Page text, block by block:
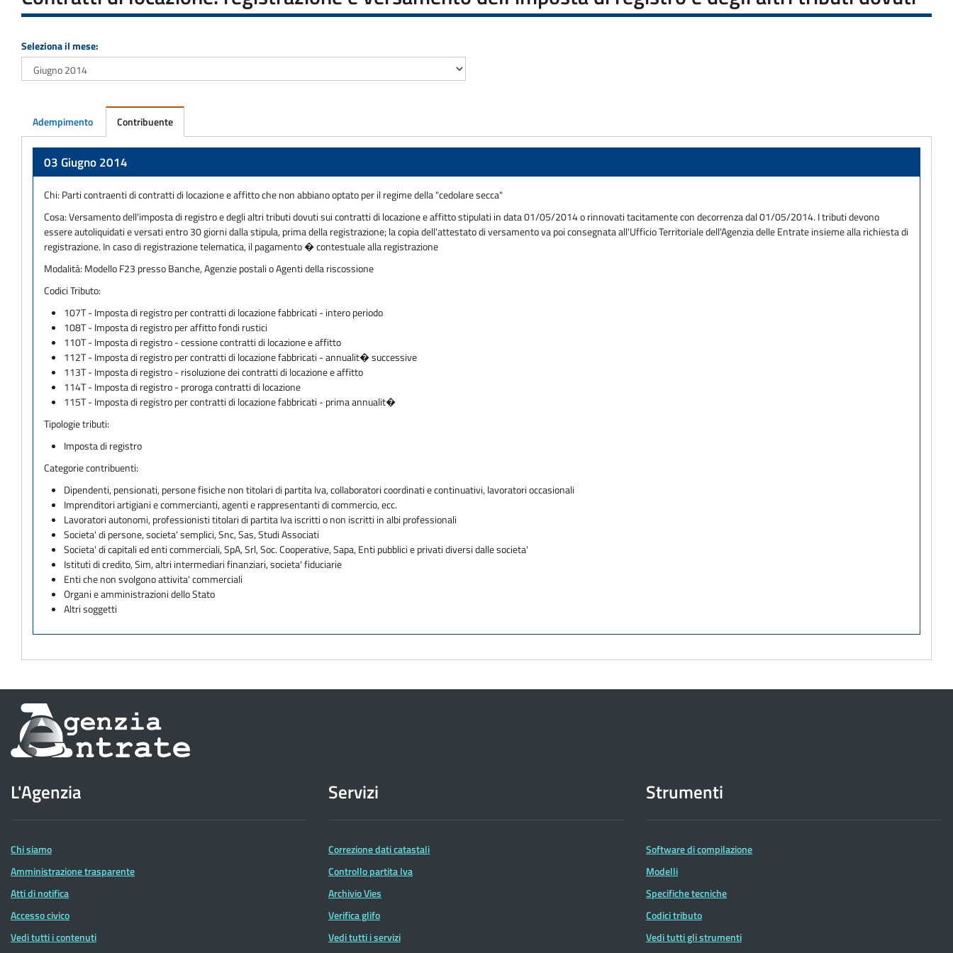
Seleziona il mese:
Adempimento Contribuente
03 Giugno 2014
Chi: Parti contraenti di contratti di locazione e affitto che non abbiano optato per il regime della "cedolare secca"
Cosa:Versamento dell'imposta di registro e degli altri tributi dovuti sui contratti di locazione e affitto stipulati in data 01/05/2014 o rinnovati tacitamente con decorrenza dal 01/05/2014. I tributi devono
essere autoliquidati e versati entro 30 giorni dalla stipula, prima della registrazione; la copia dell'attestato di versamento va poi consegnata all'Ufficio Territoriale dell'Agenzia delle Entrate insieme alla richiesta di
registrazione. In caso di registrazione telematica, il pagamento � contestuale alla registrazione
Modalità: Modello F23 presso Banche, Agenzie postali o Agenti della riscossione
Codici Tributo:
107T - Imposta di registro per contratti di locazione fabbricati - intero periodo
108T - Imposta di registro per affitto fondi rustici
110T - Imposta di registro - cessione contratti di locazione e affitto
112T - Imposta di registro per contratti di locazione fabbricati - annualit� successive
113T - Imposta di registro - risoluzione dei contratti di locazione e affitto
114T - Imposta di registro - proroga contratti di locazione
115T - Imposta di registro per contratti di locazione fabbricati - prima annualit�
Tipologie tributi:
Imposta di registro
Categorie contribuenti:
Dipendenti, pensionati, persone fisiche non titolari di partita Iva, collaboratori coordinati e continuativi, lavoratori occasionali
Imprenditori artigiani e commercianti, agenti e rappresentanti di commercio, ecc.
Lavoratori autonomi, professionisti titolari di partita Iva iscritti o non iscritti in albi professionali
Societa' di persone, societa' semplici, Snc, Sas, Studi Associati
Societa' di capitali ed enti commerciali, SpA, Srl, Soc. Cooperative, Sapa, Enti pubblici e privati diversi dalle societa'
Istituti di credito, Sim, altri intermediari finanziari, societa' fiduciarie
Enti che non svolgono attivita' commerciali
Organi e amministrazioni dello Stato
Altri soggetti
Informazioni
sul
dell'Agenzia
delle
Entrate
L'Agenzia
Chi siamo
Amministrazione trasparente
Atti di notifica
Accesso civico
Vedi tutti i contenuti
Servizi
Correzione dati catastali
Controllo partita Iva
Archivio Vies
Verifica glifo
Vedi tutti i servizi
Strumenti
Software di compilazione
Modelli
Specifiche tecniche
Codici tributo
Vedi tutti gli strumenti